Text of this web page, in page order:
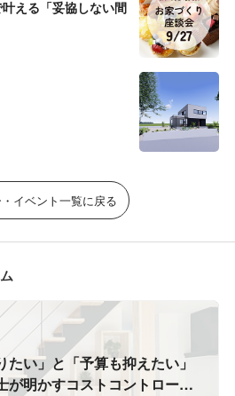
える「妥協しない間
イベント一覧に戻る
たい」と「予算も抑えたい」
が明かすコストコントロール